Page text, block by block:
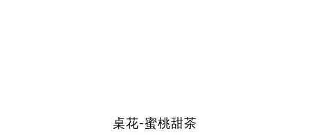
桌花-蜜桃甜茶